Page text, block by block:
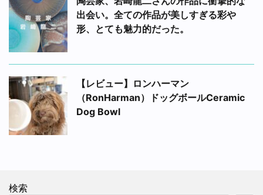
出会い。全ての作品が美しすぎる彩や
形、とても魅力的だった。
【レビュー】ロンハーマン
（RonHarman）ドッグボールCeramic
Dog Bowl
検索